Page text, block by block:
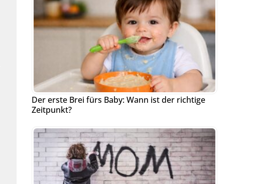
Der erste Brei fürs Baby: Wann ist der richtige
Zeitpunkt?